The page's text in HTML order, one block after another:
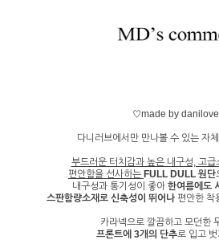
♡made by
다니러브에서만 만나볼 수 있는 자
부드러운 터치감과 높은 내구성, 고급
편안함을 선사하는 FULL DULL 원단
내구성과 통기성이 좋아 한여름에도
스판함량소재로 신축성이 뛰어나편안한 착
카라넥으로 깔끔하고 모던한
프론트에 3개의 단추로 입고